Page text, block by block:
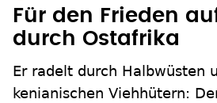
Für den Frieden
durch Ostafrika
Er radelt durch Halbwüsten
kenianischen Viehhütern: